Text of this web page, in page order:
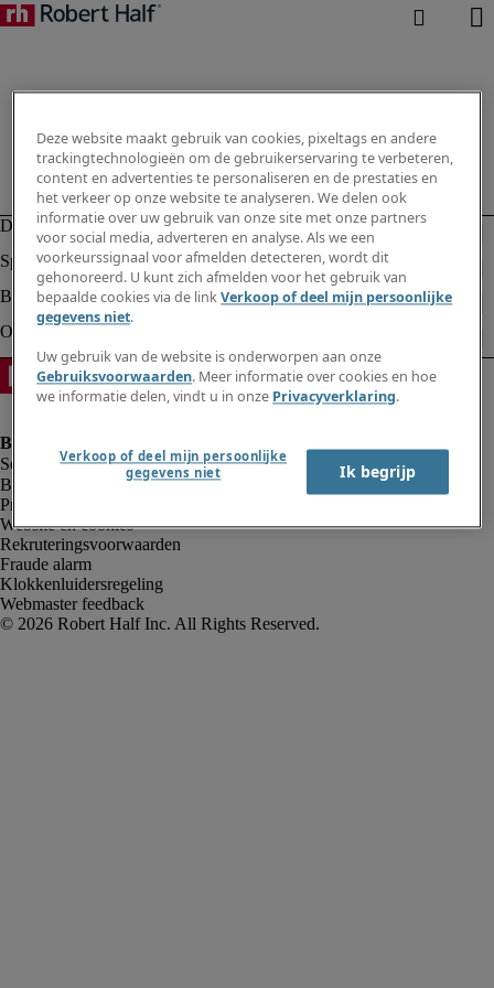
Bedrijfsinformatie
Privacyverklaring
Website en cookies
Rekruteringsvoorwaarden
Fraude alarm
Klokkenluidersregeling
Webmaster feedback
Deze website maakt gebruik van cookies, pixeltags en andere
trackingtechnologieën om de gebruikerservaring te verbeteren,
content en advertenties te personaliseren en de prestaties en
het verkeer op onze website te analyseren. We delen ook
informatie over uw gebruik van onze site met onze partners
voor social media, adverteren en analyse. Als we een
voorkeurssignaal voor afmelden detecteren, wordt dit
gehonoreerd. U kunt zich afmelden voor het gebruik van
bepaalde cookies via de linkVerkoop of deel mijn persoonlijke
gegevens niet.
Uw gebruik van de website is onderworpen aan onze
Gebruiksvoorwaarden. Meer informatie over cookies en hoe
we informatie delen, vindt u in onze Privacyverklaring.
Verkoop of deel mijn persoonlijke
gegevens niet
Ik begrijp